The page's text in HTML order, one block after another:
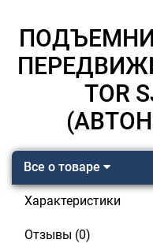
TOR
Все о товаре
Характеристики
Отзывы (0)